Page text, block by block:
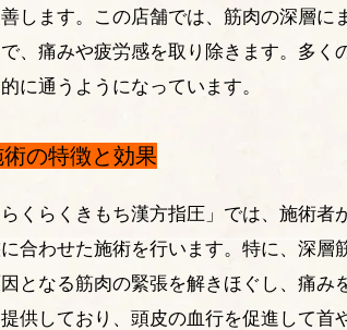
します。この店舗では、筋肉の深層に
、痛みや疲労感を取り除きます。多く
に通うようになっています。
の特徴と効果
くらくきもち漢方指圧」では、施術者
合わせた施術を行います。特に、深
となる筋肉の緊張を解きほぐし、痛
供しており、頭皮の血行を促進して首